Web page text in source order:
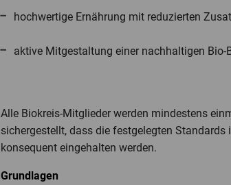
hochwertige Ernährung mit reduzierten
aktive Mitgestaltung einer nachhaltigen Bio-
Alle Biokreis-Mitglieder werden mindestens
sichergestellt, dass die festgelegten
konsequent eingehalten werden.
Grundlagen